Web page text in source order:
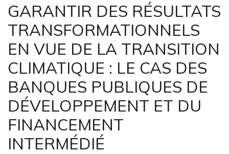
GARANTIR DES RÉSULTATS
TRANSFORMATIONNELS
EN VUE DE LA TRANSITION
CLIMATIQUE : LE CAS DES
BANQUES PUBLIQUES DE
DÉVELOPPEMENT ET DU
FINANCEMENT
INTERMÉDIÉ